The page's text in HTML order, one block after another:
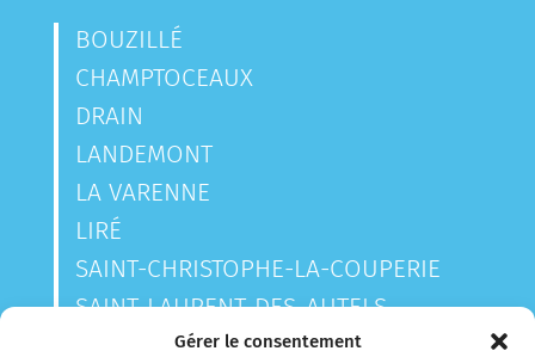
Gérer le consentement
BOUZILLÉ
CHAMPTOCEAUX
DRAIN
LANDEMONT
LA VARENNE
LIRÉ
SAINT-CHRISTOPHE-LA-COUPERIE
SAINT-LAURENT-DES-AUTELS
SAINT-SAUVEUR-DE-LANDEMONT